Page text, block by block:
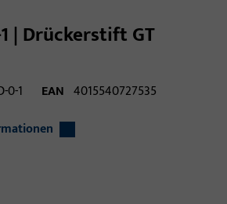
| Drückerstift GT
0-1 EAN 4015540727535